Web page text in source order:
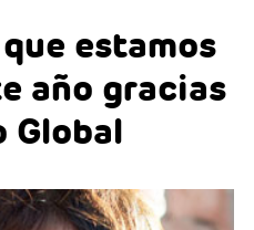
estamos
año gracias
Global